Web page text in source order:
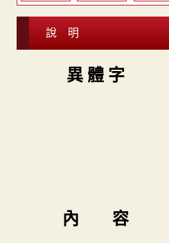
說 明
異 體 字
內 容